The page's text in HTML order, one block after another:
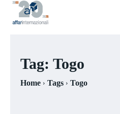
Tag: Togo
Home Tags Togo